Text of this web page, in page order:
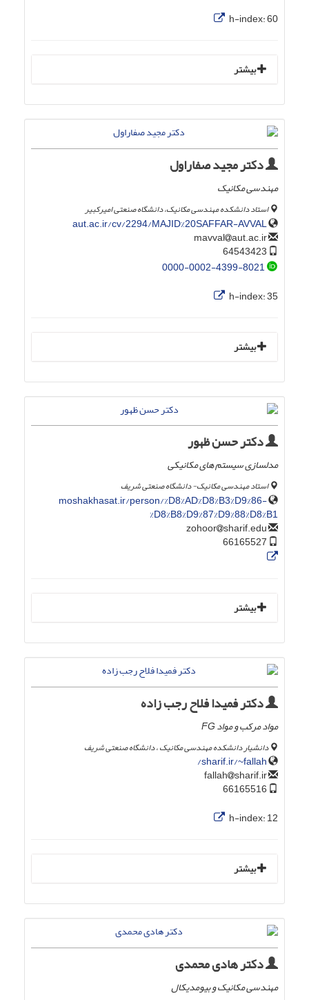
h-index:60
بیشتر
دکتر مجید صفاراول
مهندسی مکانیک
استاد دانشکده مهندسی مکانیک، دانشگاه صنعتی امیرکبیر
aut.ac.ir/cv/2294/MAJID%20SAFFAR-AVVAL
aut.ac.ir
0000-0002-4399-8021
h-index:35
بیشتر
دکتر حسن ظهور
مدلسازی سیستم های مکانیکی
استاد مهندسی مکانیک- دانشگاه صنعتی شریف
moshakhasat.ir/person/%D8%AD%D8%B3%D9%86-
%D8%B8%D9%87%D9%88%D8%B1
sharif.edu
بیشتر
دکتر فمیدا فلاح رجب زاده
مواد مرکب و مواد FG
دانشیار دانشکده مهندسی مکانیک ، دانشگاه صنعتی شریف
sharif.ir/~fallah/
sharif.ir
h-index:12
بیشتر
دکتر هادی محمدی
مهندسی مکانیک و بیومدیکال